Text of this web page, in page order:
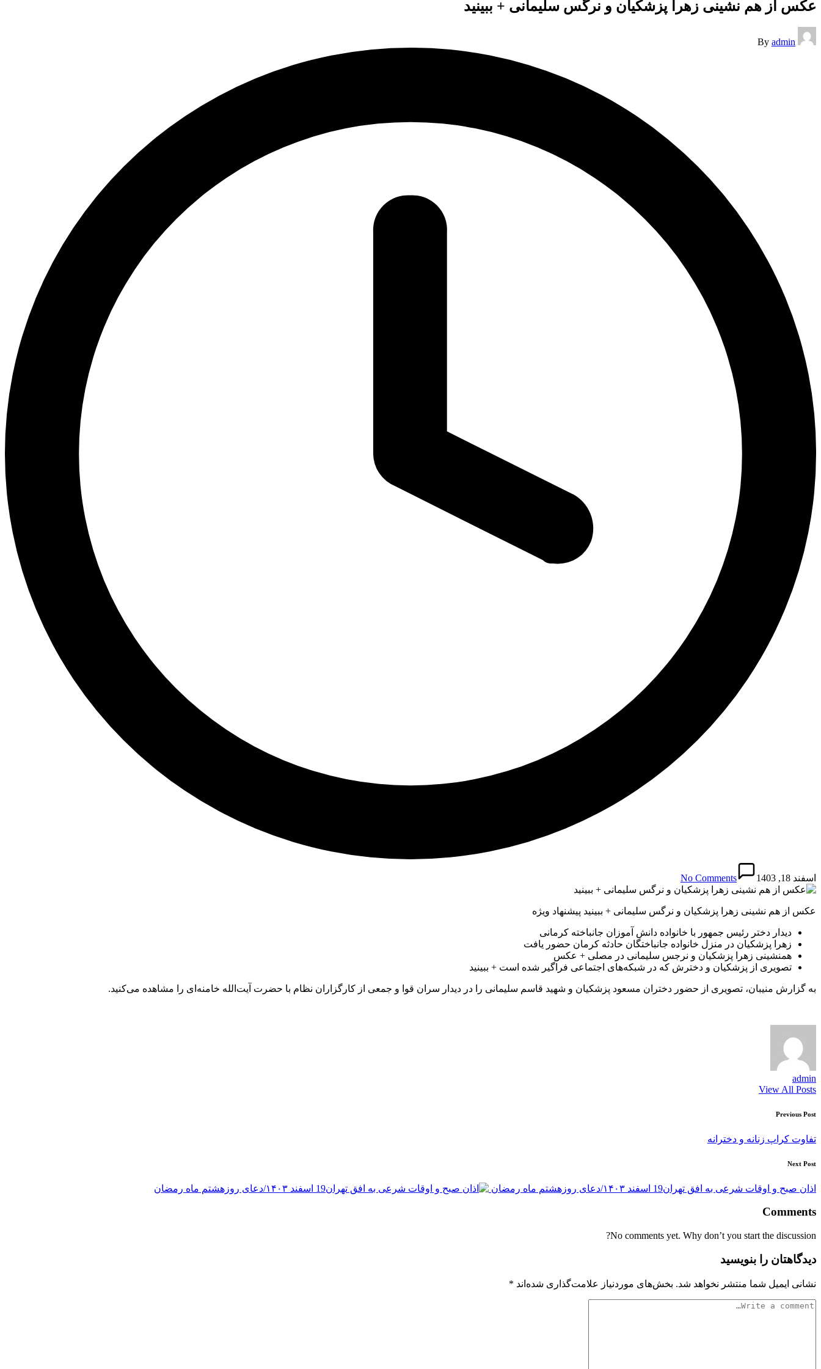
عکس از هم نشینی زهرا پزشکیان و نرگس سلیمانی + ببینید
Posted
by
By admin
اسفند 18, 1403 No Comments
عکس از هم نشینی زهرا پزشکیان و نرگس سلیمانی + ببینید پیشنهاد ویژه
دیدار دختر رئیس جمهور با خانواده دانش‌ آموزان جانباخته کرمانی
زهرا پزشکیان در منزل خانواده جانباختگان حادثه کرمان حضور یافت
همنشینی زهرا پزشکیان و نرجس سلیمانی در مصلی + عکس
تصویری از پزشکیان و دخترش که در شبکه‌های اجتماعی فراگیر شده است + ببینید
به گزارش منیبان، تصویری از حضور دختران مسعود پزشکیان و شهید قاسم سلیمانی را در دیدار سران قوا و جمعی از کارگزاران نظام با حضرت آیت‌الله خامنه‌ای را مشاهده می‌کنید.
admin
View All Posts
Post
navigation
Previous Post
تفاوت کراپ زنانه و دخترانه
Next Post
اذان صبح و اوقات شرعی به افق تهران19 اسفند ۱۴۰۳/دعای روزهشتم ماه رمضان
Comments
No comments yet. Why don’t you start the discussion?
دیدگاهتان را بنویسید
نشانی ایمیل شما منتشر نخواهد شد. بخش‌های موردنیاز علامت‌گذاری شده‌اند *